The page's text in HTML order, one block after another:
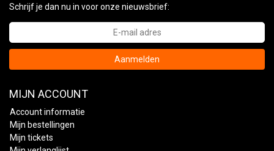
Schrijf je dan nu in voor onze nieuwsbrief:
Aanmelden
MIJN ACCOUNT
Account informatie
Mijn bestellingen
Mijn tickets